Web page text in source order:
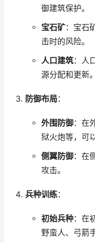
御建筑保护。
宝石矿：宝石
击时的风险。
人口建筑：人
源分配和更新。
防御布局：
外围防御：在
狱火炮等，可
侧翼防御：在
攻击。
兵种训练：
初始兵种：在
野蛮人、弓箭